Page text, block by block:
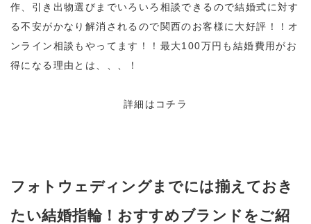
作、引き出物選びまでいろいろ相談できるので結婚式に対す
る不安がかなり解消されるので関西のお客様に大好評！！オ
ンライン相談もやってます！！最大100万円も結婚費用がお
得になる理由とは、、、！
詳細はコチラ
フォトウェディングまでには揃えておき
たい結婚指輪！おすすめブランドをご紹